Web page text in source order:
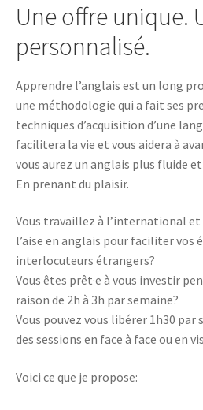
Une offre unique.
personnalisé.
Apprendre l’anglais est un long
une méthodologie qui a fait ses
techniques d’acquisition d’une
facilitera la vie et vous aidera à
vous aurez un anglais plus fluide
En prenant du plaisir.
Vous travaillez à l’international et
l’aise en anglais pour faciliter vos
interlocuteurs étrangers?
Vous êtes prêt·e à vous investir
raison de 2h à 3h par semaine?
Vous pouvez vous libérer 1h30 par
des sessions en face à face ou en
Voici ce que je propose: